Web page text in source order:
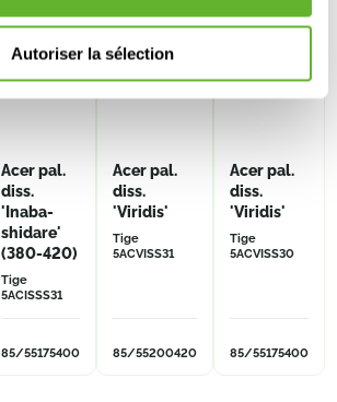
Autoriser la sélection
Acer pal.
diss.
'Inaba-
shidare'
(380-420)
Tige
5ACISSS31
85/55175400
Acer pal.
diss.
'Viridis'
Tige
5ACVISS31
85/55200420
Acer pal.
diss.
'Viridis'
Tige
5ACVISS30
85/55175400